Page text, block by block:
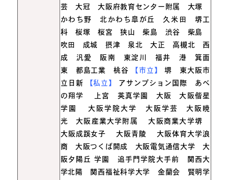
芸 大冠 大阪府教育センター附属 大塚
かわち野 北かわち皐が丘 久米田 堺工
科 桜塚 桜宮 狭山 柴島 渋谷 柴島
吹田 成城 摂津 泉北 大正 高槻北 西
成 汎愛 阪南 東淀川 福井 港 箕面
東 都島工業 桃谷
【市立】
堺 東大阪市
立日新
【私立】 アサンプション国際 あべ
の翔学
上宮 英真学園 大阪 大阪偕星
学園
大阪学院大学 大阪学芸 大阪暁
光 大阪産業大学附属
大阪商業大学堺
大阪成蹊女子
大阪青陵
大阪体育大学浪
商 大阪つくば開成 大阪電気通信大学 大
阪夕陽丘
学園 追手門学院大手前 関西大
学北陽 関西福祉科学大学 金蘭会 賢明学